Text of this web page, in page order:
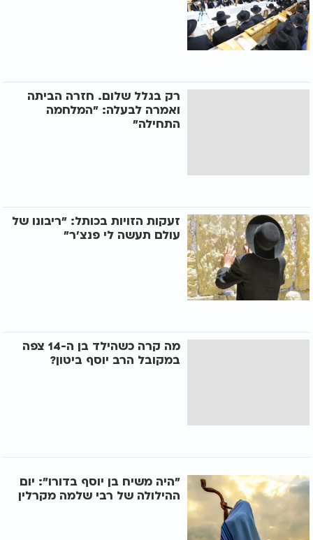
רק בגלל שלום. חזרה הביתה
ואמרה לבעלה: "המלחמה
התחילה"
זעקות הזויות בכותל: "ריבונו של
עולם תעשה לי פנצ'ר"
מה קרה כשהילד בן ה-14 צפה
במקובל הרב יוסף ביטון?
"היה משיח בן יוסף בדורו": יום
ההילולה של רבי שלמה מקרלין